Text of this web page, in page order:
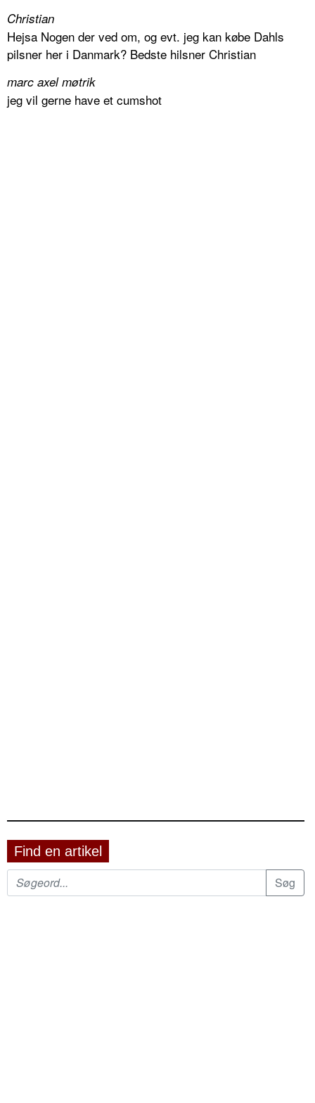
Christian
Hejsa Nogen der ved om, og evt. jeg kan købe Dahls
pilsner her i Danmark? Bedste hilsner Christian
marc axel møtrik
jeg vil gerne have et cumshot
Find en artikel